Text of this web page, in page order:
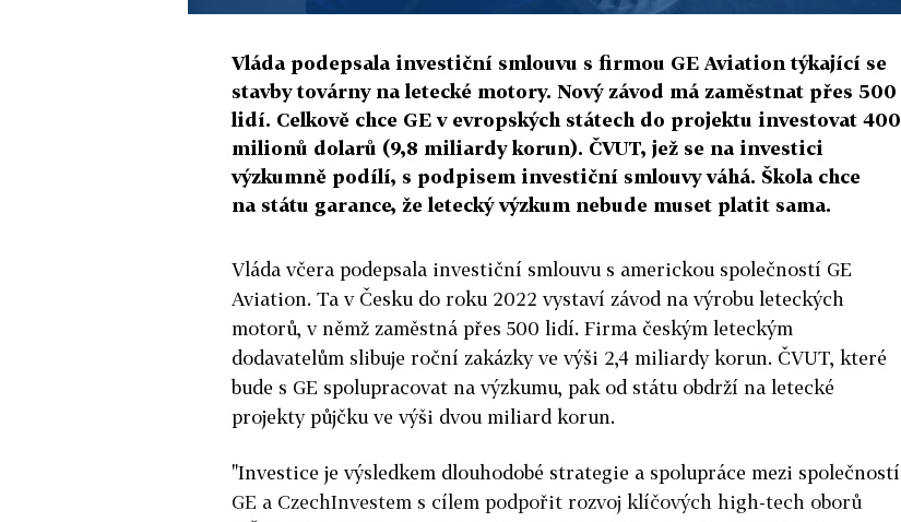
Vláda podepsala investiční smlouvu s firmou GE Aviation týkající se
stavby továrny na letecké motory. Nový závod má zaměstnat přes 500
lidí. Celkově chce GE v evropských státech do projektu investovat 400
milionů dolarů (9,8 miliardy korun). ČVUT, jež se na investici
výzkumně podílí, s podpisem investiční smlouvy váhá. Škola chce
na státu garance, že letecký výzkum nebude muset platit sama.
Vláda včera podepsala investiční smlouvu s americkou společností GE
Aviation. Ta v Česku do roku 2022 vystaví závod na výrobu leteckých
motorů, v němž zaměstná přes 500 lidí. Firma českým leteckým
dodavatelům slibuje roční zakázky ve výši 2,4 miliardy korun. ČVUT, které
bude s GE spolupracovat na výzkumu, pak od státu obdrží na letecké
projekty půjčku ve výši dvou miliard korun.
"Investice je výsledkem dlouhodobé strategie a spolupráce mezi společností
GE a CzechInvestem s cílem podpořit rozvoj klíčových high-tech oborů